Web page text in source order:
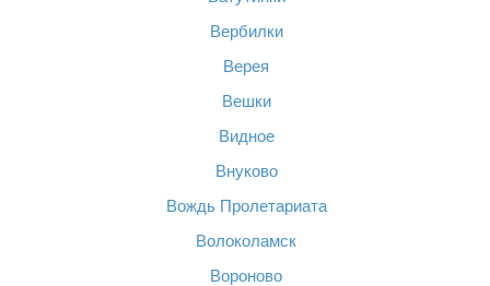
Вербилки
Верея
Вешки
Видное
Внуково
Вождь Пролетариата
Волоколамск
Вороново